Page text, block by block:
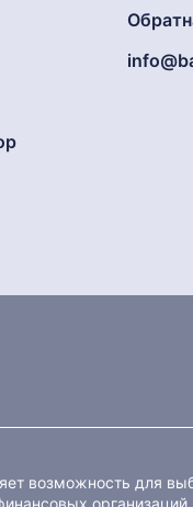
возможность для